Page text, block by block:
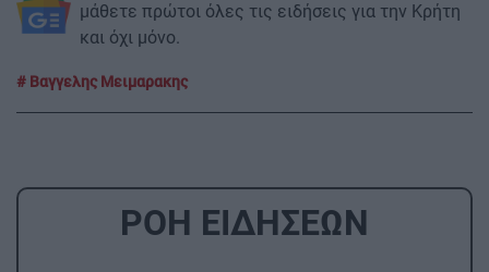
μάθετε πρώτοι όλες τις ειδήσεις για την Κρήτη
και όχι μόνο.
Βαγγελης Μειμαρακης
ΡΟΗ ΕΙΔΗΣΕΩΝ